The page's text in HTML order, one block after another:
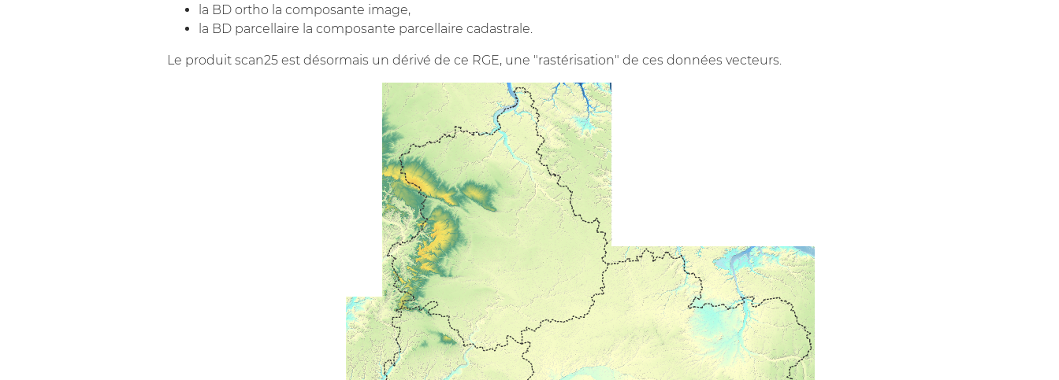
la BD ortho la composante image,
la BD parcellaire la composante parcellaire cadastrale.
Le produit scan25 est désormais un dérivé de ce RGE, une "rastérisation" de ces données vecteurs.